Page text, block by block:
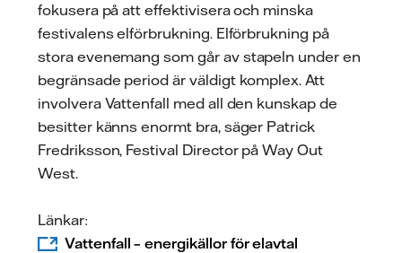
fokusera på att effektivisera och minska
festivalens elförbrukning. Elförbrukning på
stora evenemang som går av stapeln under en
begränsade period är väldigt komplex. Att
involvera Vattenfall med all den kunskap de
besitter känns enormt bra, säger Patrick
Fredriksson, Festival Director på Way Out
West.
Länkar:
Vattenfall – energikällor för elavtal